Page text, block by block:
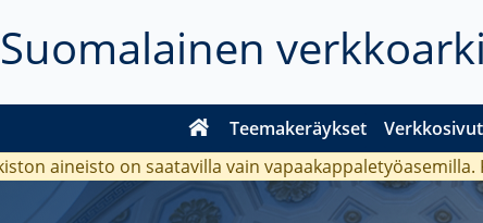
Suomalainen
Teemakeräykset Verkkosivut
aineisto on saatavilla vain vapaakappaletyöasemilla.